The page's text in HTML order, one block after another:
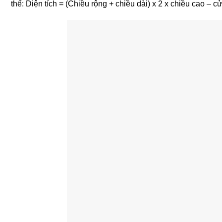
thể: Diện tích = (Chiều rộng + chiều dài) x 2 x chiều cao –